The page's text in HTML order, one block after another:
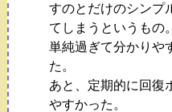
すのとだけのシンプ
てしまうというもの。
単純過ぎて分かりや
た。
あと、定期的に回復
やすかった。